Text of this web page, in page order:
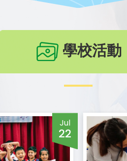
學校活動
Jul
22